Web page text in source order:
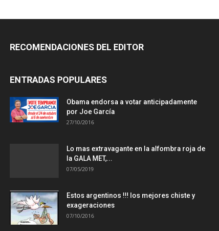
RECOMENDACIONES DEL EDITOR
ENTRADAS POPULARES
Obama endorsa a votar anticipadamente
por Joe García
27/10/2016
Lo mas extravagante en la alfombra roja de
la GALA MET,...
07/05/2019
Estos argentinos !!! los mejores chiste y
exageraciones
07/10/2016